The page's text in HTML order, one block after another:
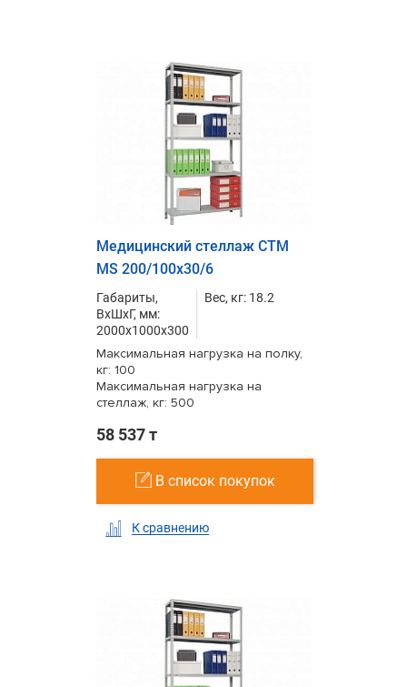
Медицинский стеллаж СТМ
MS 200/100х30/6
Габариты,
ВxШxГ, мм:
2000x1000x300
Вес, кг: 18.2
Максимальная нагрузка на полку,
кг: 100
Максимальная нагрузка на
стеллаж, кг: 500
58 537 т
В список покупок
К сравнению